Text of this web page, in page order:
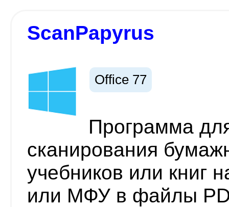
ScanPapyrus
Office 77
Программа
сканирования
учебников или книг
или МФУ в файлы